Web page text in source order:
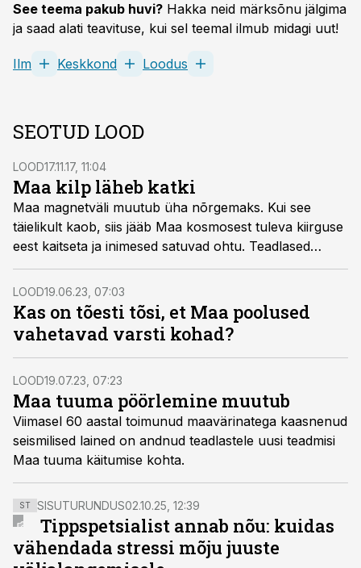
See teema pakub huvi? Hakka neid märksõnu jälgima
ja saad alati teavituse, kui sel teemal ilmub midagi uut!
Ilm Keskkond Loodus
SEOTUD LOOD
LOOD17.11.17, 11:04
Maa kilp läheb katki
Maa magnetväli muutub üha nõrgemaks. Kui see
täielikult kaob, siis jääb Maa kosmosest tuleva kiirguse
eest kaitseta ja inimesed satuvad ohtu. Teadlased
jooksevad võidu ajaga ning üritavad mõista kaootilisi
muutusi meid kaitsvas magnetväljas.
LOOD19.06.23, 07:03
Kas on tõesti tõsi, et Maa poolused
vahetavad varsti kohad?
LOOD19.07.23, 07:23
Maa tuuma pöörlemine muutub
Viimasel 60 aastal toimunud maavärinatega kaasnenud
seismilised lained on andnud teadlastele uusi teadmisi
Maa tuuma käitumise kohta.
ST SISUTURUNDUS02.10.25, 12:39
Tippspetsialist annab nõu: kuidas
vähendada stressi mõju juuste